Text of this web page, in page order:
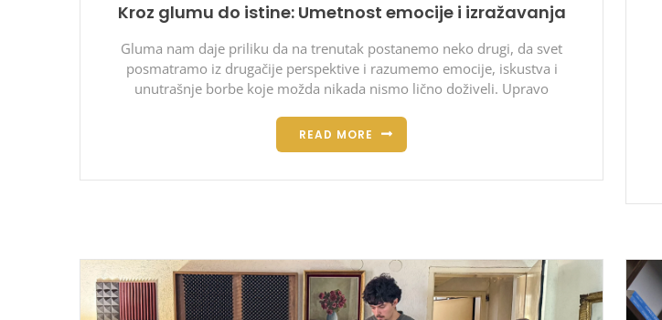
Kroz glumu do istine: Umetnost emocije i izražavanja
Gluma nam daje priliku da na trenutak postanemo neko drugi, da svet
posmatramo iz drugačije perspektive i razumemo emocije, iskustva i
unutrašnje borbe koje možda nikada nismo lično doživeli. Upravo
READ MORE